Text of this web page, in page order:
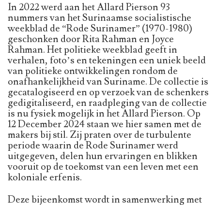
In 2022 werd aan het Allard Pierson 93
nummers van het Surinaamse socialistische
weekblad de “Rode Surinamer” (1970-1980)
geschonken door Rita Rahman en Joyce
Rahman. Het politieke weekblad geeft in
verhalen, foto’s en tekeningen een uniek beeld
van politieke ontwikkelingen rondom de
onafhankelijkheid van Suriname. De collectie is
gecatalogiseerd en op verzoek van de schenkers
gedigitaliseerd, en raadpleging van de collectie
is nu fysiek mogelijk in het Allard Pierson. Op
12 December 2024 staan we hier samen met de
makers bij stil. Zij praten over de turbulente
periode waarin de Rode Surinamer werd
uitgegeven, delen hun ervaringen en blikken
vooruit op de toekomst van een leven met een
koloniale erfenis.
Deze bijeenkomst wordt in samenwerking met